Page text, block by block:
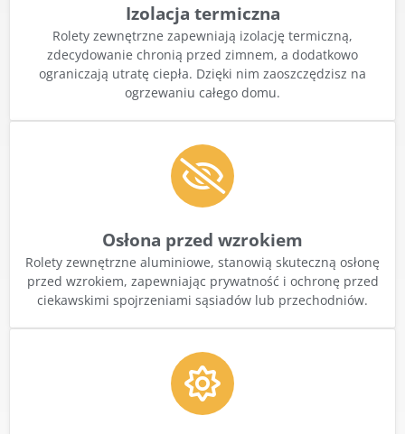
Izolacja termiczna
Rolety zewnętrzne zapewniają izolację termiczną,
zdecydowanie chronią przed zimnem, a dodatkowo
ograniczają utratę ciepła. Dzięki nim zaoszczędzisz na
ogrzewaniu całego domu.
Osłona przed wzrokiem
Rolety zewnętrzne aluminiowe, stanowią skuteczną osłonę
przed wzrokiem, zapewniając prywatność i ochronę przed
ciekawskimi spojrzeniami sąsiadów lub przechodniów.